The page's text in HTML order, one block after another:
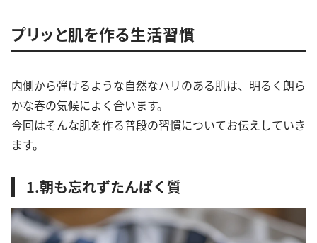
プリッと肌を作る生活習慣
内側から弾けるような自然なハリのある肌は、明るく朗ら
かな春の気候によく合います。
今回はそんな肌を作る普段の習慣についてお伝えしていき
ます。
1.朝も忘れずたんぱく質